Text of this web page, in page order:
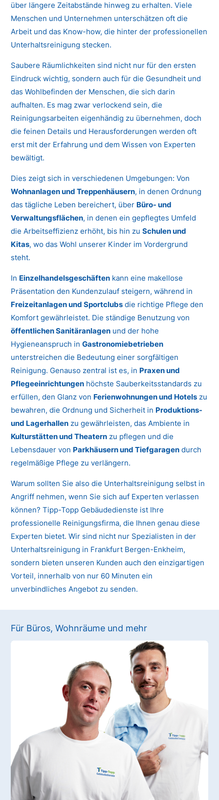
über längere Zeitabstände hinweg zu erhalten. Viele
Menschen und Unternehmen unterschätzen oft die
Arbeit und das Know-how, die hinter der professionellen
Unterhaltsreinigung stecken.
Saubere Räumlichkeiten sind nicht nur für den ersten
Eindruck wichtig, sondern auch für die Gesundheit und
das Wohlbefinden der Menschen, die sich darin
aufhalten. Es mag zwar verlockend sein, die
Reinigungsarbeiten eigenhändig zu übernehmen, doch
die feinen Details und Herausforderungen werden oft
erst mit der Erfahrung und dem Wissen von Experten
bewältigt.
Dies zeigt sich in verschiedenen Umgebungen: Von
Wohnanlagen und Treppenhäusern, in denen Ordnung
das tägliche Leben bereichert, über Büro- und
Verwaltungsflächen, in denen ein gepflegtes Umfeld
die Arbeitseffizienz erhöht, bis hin zuSchulen und
Kitas, wo das Wohl unserer Kinder im Vordergrund
steht.
In Einzelhandelsgeschäften kann eine makellose
Präsentation den Kundenzulauf steigern, während in
Freizeitanlagen und Sportclubs die richtige Pflege den
Komfort gewährleistet. Die ständige Benutzung von
öffentlichen Sanitäranlagen und der hohe
Hygieneanspruch inGastronomiebetrieben
unterstreichen die Bedeutung einer sorgfältigen
Reinigung. Genauso zentral ist es, in Praxen und
Pflegeeinrichtungen höchste Sauberkeitsstandards zu
erfüllen, den Glanz von Ferienwohnungen und Hotels zu
bewahren, die Ordnung und Sicherheit in Produktions-
und Lagerhallen zu gewährleisten, das Ambiente in
Kulturstätten und Theatern zu pflegen und die
Lebensdauer von Parkhäusern und Tiefgaragen durch
regelmäßige Pflege zu verlängern.
Warum sollten Sie also die Unterhaltsreinigung selbst in
Angriff nehmen, wenn Sie sich auf Experten verlassen
können? Tipp-Topp Gebäudedienste ist Ihre
professionelle Reinigungsfirma, die Ihnen genau diese
Experten bietet. Wir sind nicht nur Spezialisten in der
Unterhaltsreinigung in Frankfurt Bergen-Enkheim,
sondern bieten unseren Kunden auch den einzigartigen
Vorteil, innerhalb von nur 60 Minuten ein
unverbindliches Angebot zu senden.
Für Büros, Wohnräume und mehr